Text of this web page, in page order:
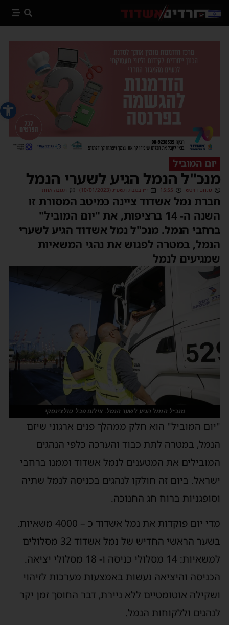
פתח
יום המוביל
מנכ"ל הנמל הגיע לשערי הנמל
מנחם דויטש 15:55 י״ז בטבת תשפ״ג (10/01/2023) תגובה אחת
חברת נמל אשדוד ציינה כמיטב המסורת זו
השנה ה- 14 ברציפות, את "יום המוביל"
ברחבי הנמל. מנכ"ל נמל אשדוד הגיע לשערי
הנמל, במטרה לפגוש את נהגי המשאיות
שמגיעים לנמל
מנכ״ל הנמל הגיע לשער הנמל. צילום פבל טולצינסקי
"יום המוביל" הוא חלק ממהלך פנים ארגוני שיזם
הנמל, במטרה לתת כבוד והערכה כלפי הנהגים
המובילים את המטענים לנמל אשדוד וממנו ברחבי
ישראל. ביום זה חולקו לנהגים בכניסה לנמל שתיה
וסופגניות ברוח חג החנוכה.
מדי יום פוקדות את נמל אשדוד כ – 4000 משאיות.
בשער הראשי החדיש של נמל אשדוד 32 מסלולים
למשאיות: 14 מסלולי כניסה ו- 18 מסלולי יציאה.
הכניסה והיציאה נעשות באמצעות מערכות לזיהוי
ושקילה אוטומטיים ללא ניירת, דבר החוסך זמן יקר
לנהגים וללקוחות הנמל.